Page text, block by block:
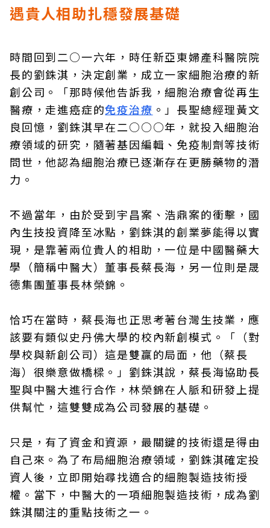
遇貴人相助扎穩發展基礎
時間回到二○一六年，時任新亞東婦產科醫院院
長的劉銖淇，決定創業，成立一家細胞治療的新
創公司。「那時候他告訴我，細胞治療會從再生
醫療，走進癌症的免疫治療 。」長聖總經理黃文
良回憶，劉銖淇早在二○○○年，就投入細胞治
療領域的研究，隨著基因編輯、免疫制劑等技術
問世，他認為細胞治療已逐漸存在更勝藥物的潛
力。
不過當年，由於受到宇昌案、浩鼎案的衝擊，國
內生技投資降至冰點，劉銖淇的創業夢能得以實
現，是靠著兩位貴人的相助，一位是中國醫藥大
學（簡稱中醫大）董事長蔡長海，另一位則是晟
德集團董事長林榮錦。
恰巧在當時，蔡長海也正思考著台灣生技業，應
該要有類似史丹佛大學的校內新創模式。「（對
學校與新創公司）這是雙贏的局面，他（蔡長
海）很樂意做橋樑。」劉銖淇說，蔡長海協助長
聖與中醫大進行合作，林榮錦在人脈和研發上提
供幫忙，這雙雙成為公司發展的基礎。
只是，有了資金和資源，最關鍵的技術還是得由
自己來。為了布局細胞治療領域，劉銖淇確定投
資人後，立即開始尋找適合的細胞製造技術授
權。當下，中醫大的一項細胞製造技術，成為劉
銖淇關注的重點技術之一。